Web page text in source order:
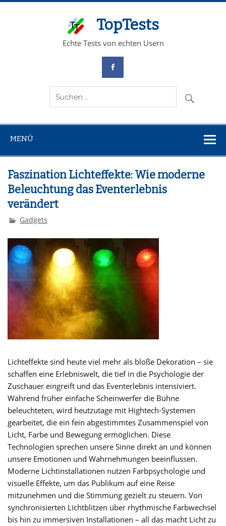
TopTests
Echte Tests von echten Usern
MENÜ
Faszination Lichteffekte: Wie moderne
Beleuchtung das Eventerlebnis
verändert
Gadgets
Lichteffekte sind heute viel mehr als bloße Dekoration – sie
schaffen eine Erlebniswelt, die tief in die Psychologie der
Zuschauer eingreift und das Eventerlebnis intensiviert.
Während früher einfache Scheinwerfer die Bühne
beleuchteten, wird heutzutage mit Hightech-Systemen
gearbeitet, die ein fein abgestimmtes Zusammenspiel von
Licht, Farbe und Bewegung ermöglichen. Diese
Technologien sprechen unsere Sinne direkt an und können
unsere Emotionen und Wahrnehmungen beeinflussen.
Moderne Lichtinstallationen nutzen Farbpsychologie und
visuelle Effekte, um das Publikum auf eine Reise
mitzunehmen und die Stimmung gezielt zu steuern. Von
synchronisierten Lichtblitzen über rhythmische Farbwechsel
bis hin zu immersiven Installationen – all das macht Licht zu